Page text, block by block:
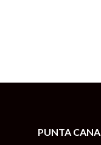
PUNTA CANA